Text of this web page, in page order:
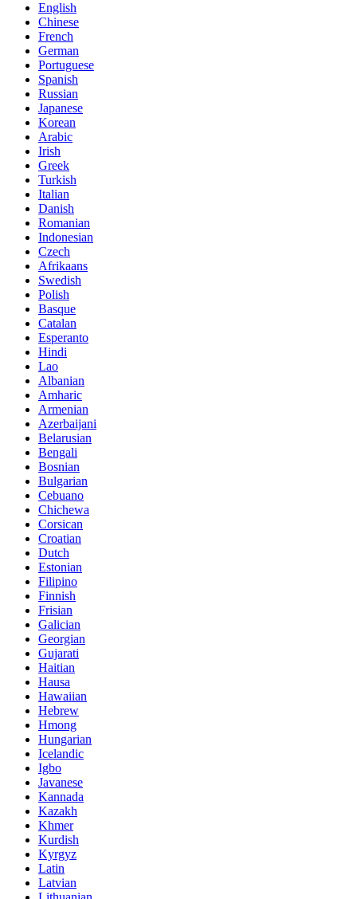
English
Chinese
French
German
Portuguese
Spanish
Russian
Japanese
Korean
Arabic
Irish
Greek
Turkish
Italian
Danish
Romanian
Indonesian
Czech
Afrikaans
Swedish
Polish
Basque
Catalan
Esperanto
Hindi
Lao
Albanian
Amharic
Armenian
Azerbaijani
Belarusian
Bengali
Bosnian
Bulgarian
Cebuano
Chichewa
Corsican
Croatian
Dutch
Estonian
Filipino
Finnish
Frisian
Galician
Georgian
Gujarati
Haitian
Hausa
Hawaiian
Hebrew
Hmong
Hungarian
Icelandic
Igbo
Javanese
Kannada
Kazakh
Khmer
Kurdish
Kyrgyz
Latin
Latvian